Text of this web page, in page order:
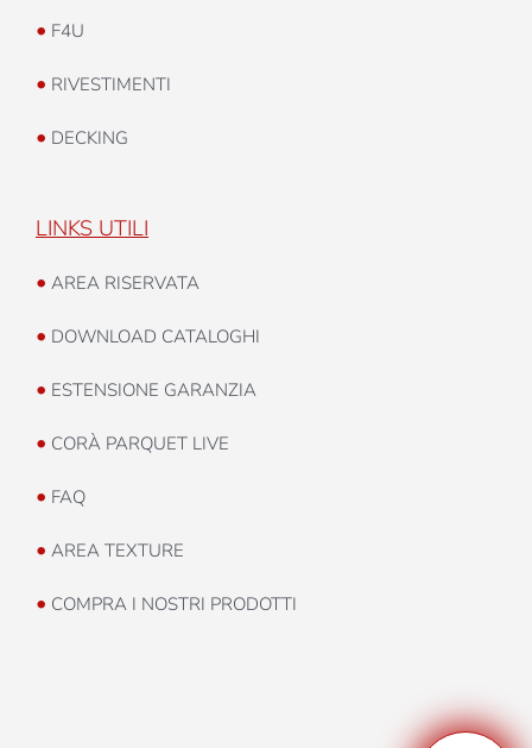
• F4U
• RIVESTIMENTI
• DECKING
LINKS UTILI
• AREA RISERVATA
• DOWNLOAD CATALOGHI
• ESTENSIONE GARANZIA
• CORÀ PARQUET LIVE
• FAQ
• AREA TEXTURE
• COMPRA I NOSTRI PRODOTTI